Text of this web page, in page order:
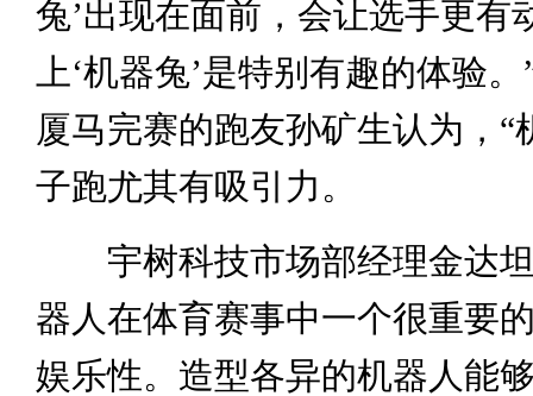
兔’出现在面前，会让选手更有
上‘机器兔’是特别有趣的体验
厦马完赛的跑友孙矿生认为，“
子跑尤其有吸引力。
宇树科技市场部经理金达坦
器人在体育赛事中一个很重要
娱乐性。造型各异的机器人能